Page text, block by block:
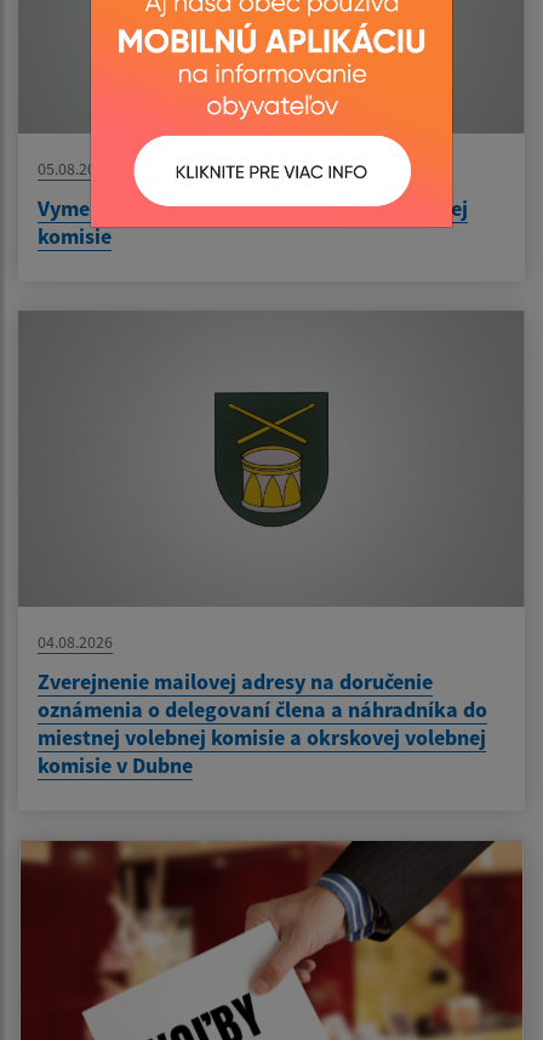
05.08.2026
Vymenovanie zapisovateľa miestnej volebnej
komisie
04.08.2026
Zverejnenie mailovej adresy na doručenie
oznámenia o delegovaní člena a náhradníka do
miestnej volebnej komisie a okrskovej volebnej
komisie v Dubne